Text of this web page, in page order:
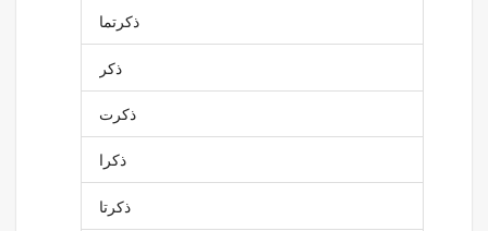
ذكرتما
ذكر
ذكرت
ذكرا
ذكرتا